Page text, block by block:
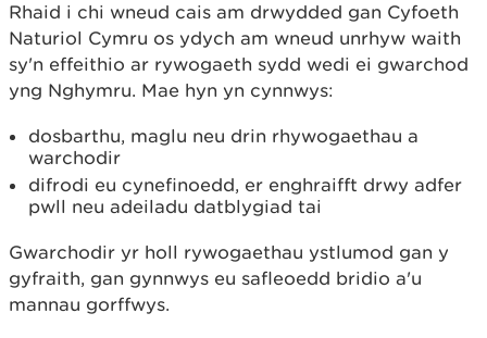
Rhaid i chi wneud cais am drwydded gan Cyfoeth
Naturiol Cymru os ydych am wneud unrhyw waith
sy'n effeithio ar rywogaeth sydd wedi ei gwarchod
yng Nghymru. Mae hyn yn cynnwys:
dosbarthu, maglu neu drin rhywogaethau a
warchodir
difrodi eu cynefinoedd, er enghraifft drwy adfer
pwll neu adeiladu datblygiad tai
Gwarchodir yr holl rywogaethau ystlumod gan y
gyfraith, gan gynnwys eu safleoedd bridio a'u
mannau gorffwys.